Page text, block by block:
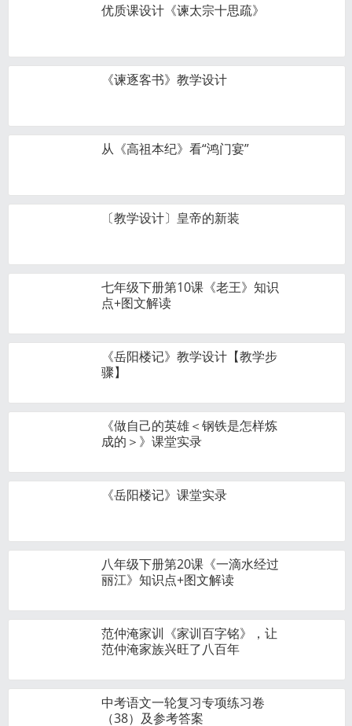
优质课设计《谏太宗十思疏》
《谏逐客书》教学设计
从《高祖本纪》看“鸿门宴”
〔教学设计〕皇帝的新装
七年级下册第10课《老王》知识
点+图文解读
《岳阳楼记》教学设计【教学步
骤】
《做自己的英雄＜钢铁是怎样炼
成的＞》课堂实录
《岳阳楼记》课堂实录
八年级下册第20课《一滴水经过
丽江》知识点+图文解读
范仲淹家训《家训百字铭》，让
范仲淹家族兴旺了八百年
中考语文一轮复习专项练习卷
（38）及参考答案